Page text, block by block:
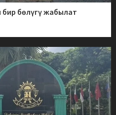
бөлүгү жабылат